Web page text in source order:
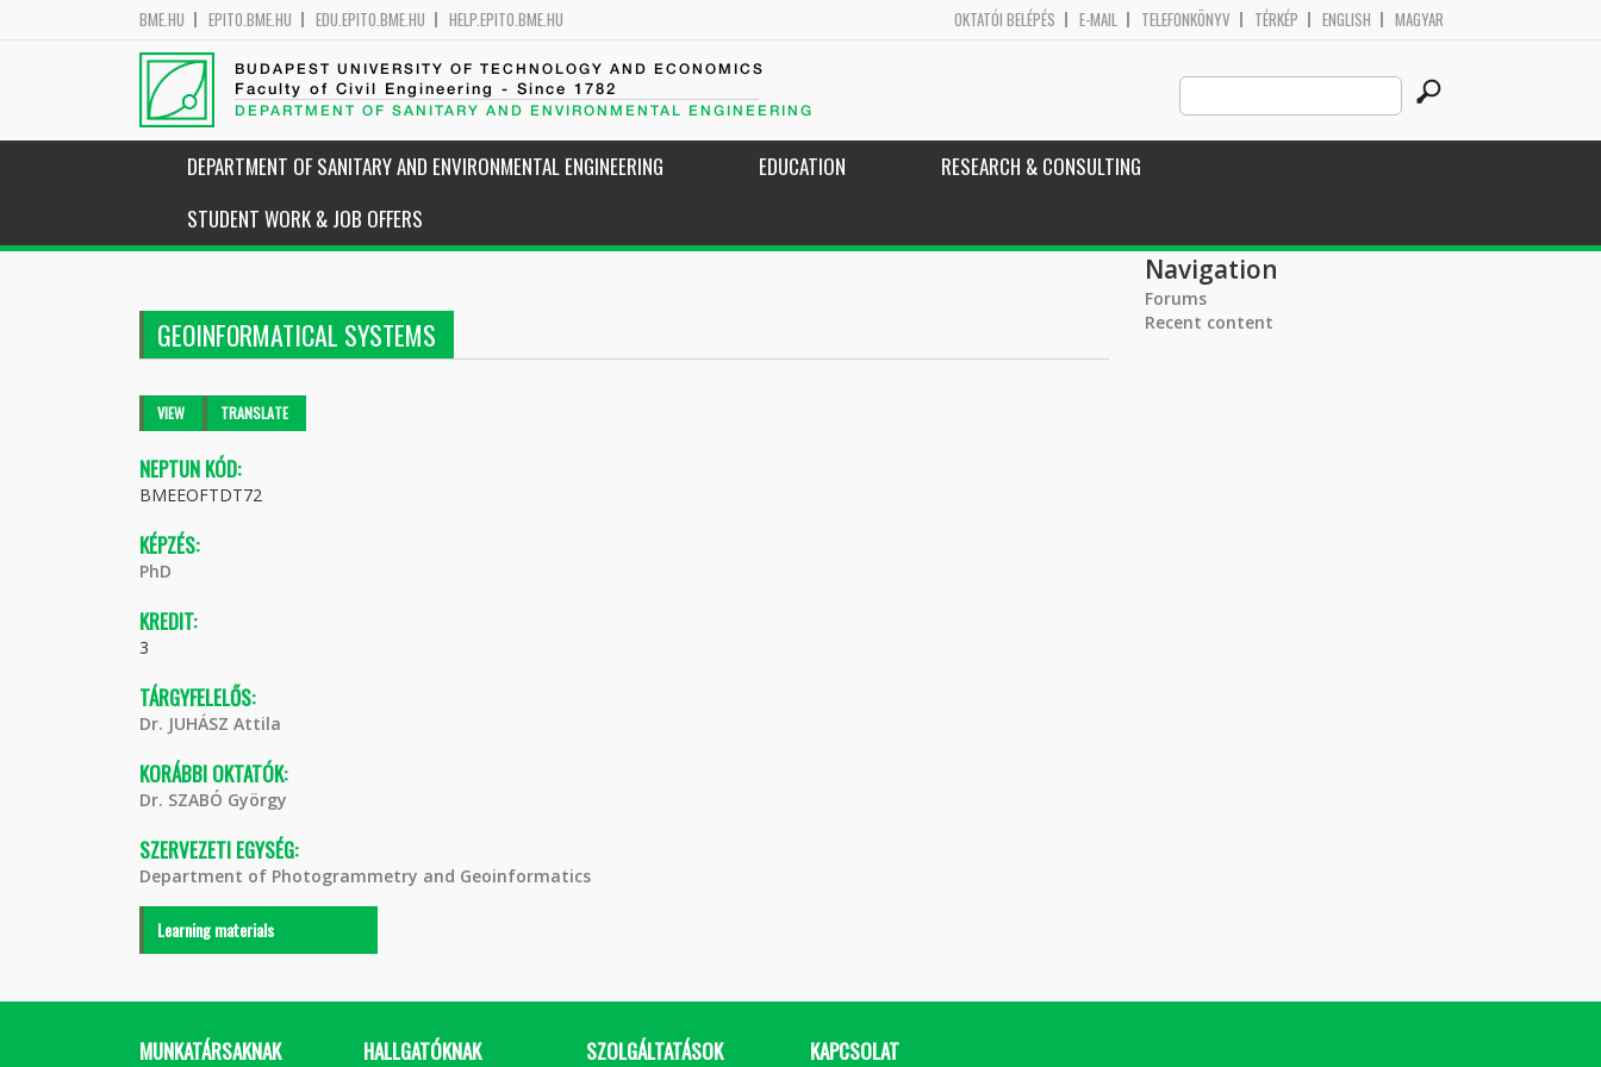
BME.HU EPITO.BME.HU EDU.EPITO.BME.HU HELP.EPITO.BME.HU OKTATÓI BELÉPÉS E-MAIL TELEFONKÖNYV TÉRKÉP ENGLISH MAGYAR
BUDAPEST UNIVERSITY OF TECHNOLOGY AND ECONOMICS
Faculty of Civil Engineering - Since 1782
DEPARTMENT OF SANITARY AND ENVIRONMENTAL ENGINEERING
Search
this
site
DEPARTMENT OF SANITARY AND ENVIRONMENTAL ENGINEERING EDUCATION
RESEARCH & CONSULTING
STUDENT WORK & JOB OFFERS
GEOINFORMATICAL SYSTEMS
Primary tabs
VIEW (ACTIVETRANSLATE
NEPTUN KÓD:
BMEEOFTDT72
KÉPZÉS:
PhD
KREDIT:
3
TÁRGYFELELŐS:
Dr. JUHÁSZ Attila
KORÁBBI OKTATÓK:
Dr. SZABÓ György
SZERVEZETI EGYSÉG:
Department of Photogrammetry and Geoinformatics
Learning materials
Navigation
Forums
Recent content
MUNKATÁRSAKNAK HALLGATÓKNAK SZOLGÁLTATÁSOK KAPCSOLAT